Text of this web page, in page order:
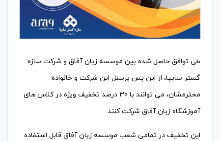
طی توافق حاصل شده بین موسسه زبان آفاق و شرکت سازه
گستر سایپا، از این پس پرسنل این شرکت و خانواده
محترمشان، می توانند با 30 درصد تخفیف ویژه در کلاس های
آموزشگاه زبان آفاق شرکت کنند.
این تخفیف در تمامی شعب موسسه زبان آفاق قابل استفاده